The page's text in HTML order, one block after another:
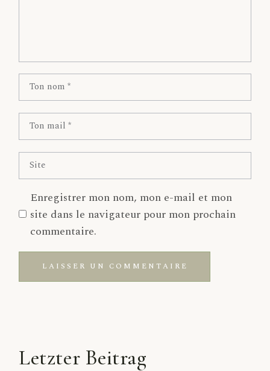
Enregistrer mon nom, mon e-mail et mon
site dans le navigateur pour mon prochain
commentaire.
LAISSER UN COMMENTAIRE
Letzter Beitrag